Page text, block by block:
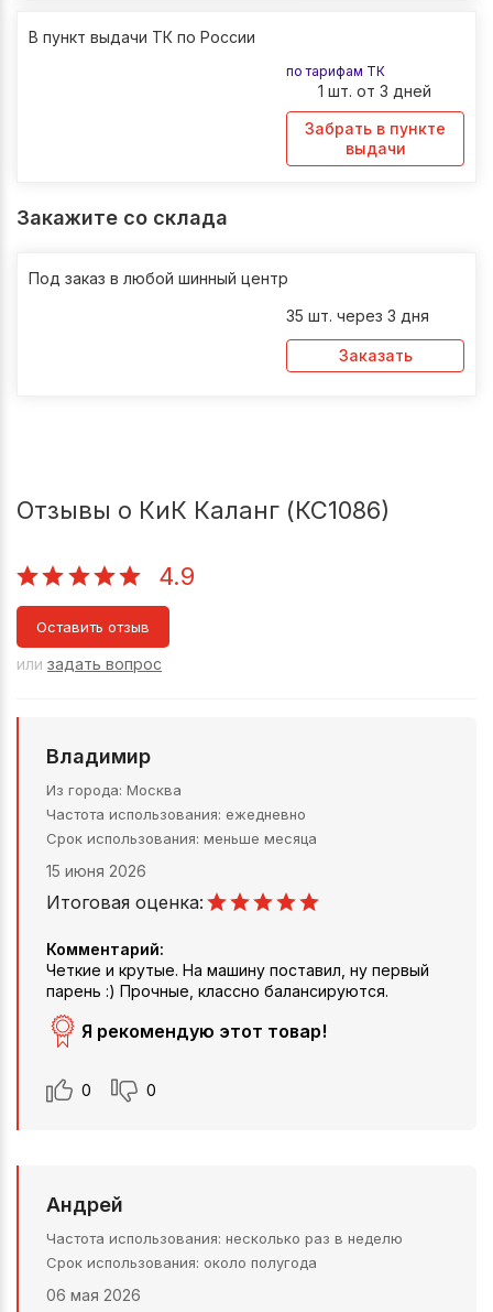
В пункт выдачи ТК по России
по тарифам ТК
1 шт. от 3 дней
Забрать в пункте
выдачи
Закажите со склада
Под заказ в любой шинный центр
35 шт. через 3 дня
Заказать
Отзывы о КиК Каланг (КС1086)
4.9
Оставить отзыв
или задать вопрос
Владимир
Из города Москва
Частота использования ежедневно
Срок использования меньше месяца
15 июня 2026
Итоговая оценка:
Комментарий:
Четкие и крутые. На машину поставил, ну первый
парень :) Прочные, классно балансируются.
Я рекомендую этот товар!
0 0
Андрей
Частота использования несколько раз в неделю
Срок использования около полугода
06 мая 2026